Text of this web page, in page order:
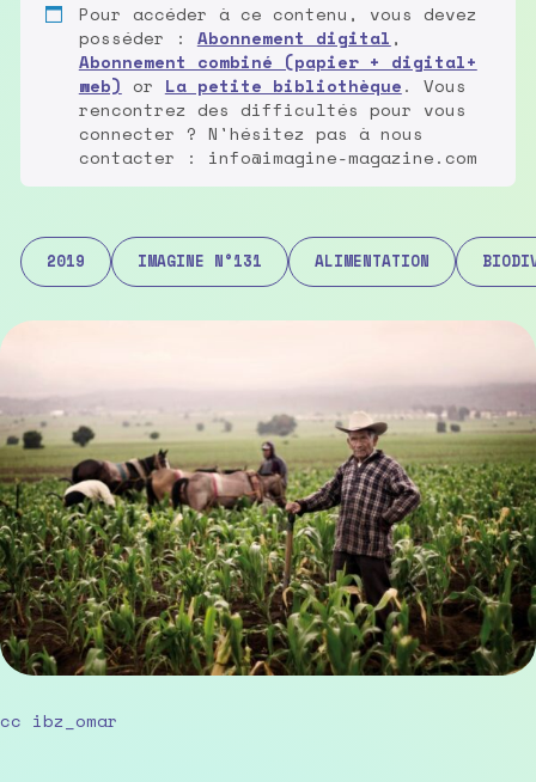
Pour accéder à ce contenu, vous devez
posséder : Abonnement digital ,
Abonnement combiné (papier + digital+
web) or La petite bibliothèque. Vous
rencontrez des difficultés pour vous
connecter ? N'hésitez pas à nous
contacter : info@imagine-magazine.com
2019 IMAGINE N°131 ALIMENTATION
cc ibz_omar